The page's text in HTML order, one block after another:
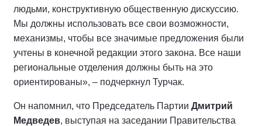
людьми, конструктивную общественную дискуссию.
Мы должны использовать все свои возможности,
механизмы, чтобы все значимые предложения были
учтены в конечной редакции этого закона. Все наши
региональные отделения должны быть на это
ориентированы», – подчеркнул Турчак.
Он напомнил, что Председатель Партии Дмитрий
Медведев, выступая на заседании Правительства